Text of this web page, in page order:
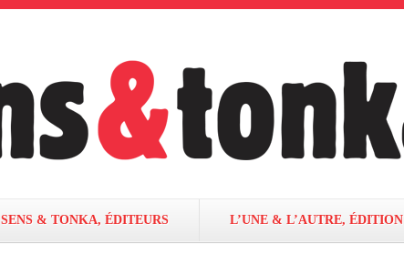
SENS & TONKA, ÉDITEURS L’UNE & L’AUTRE, ÉDITION